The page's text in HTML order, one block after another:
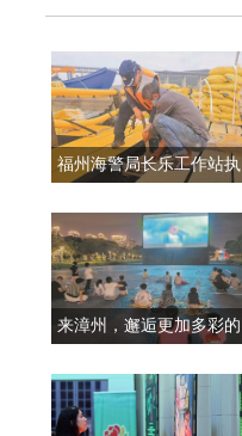
福州海警局长乐工作站执
来漳州，邂逅更加多彩的